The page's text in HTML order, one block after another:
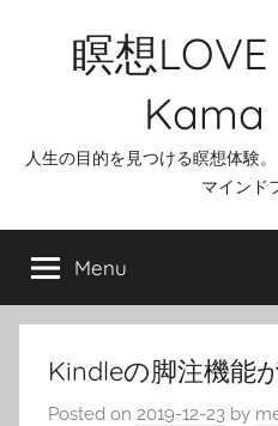
瞑想
Kama
人生の目的を見つける瞑想体験
マインド
Menu
Kindleの脚注機能
Posted on 2019-12-23 by